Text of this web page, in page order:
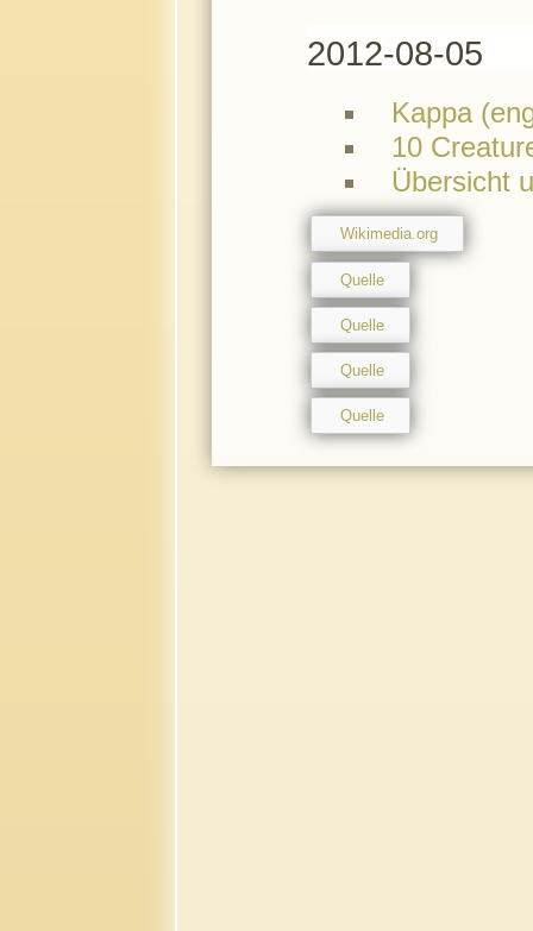
2012-08-05
Kappa
10
Übersicht
Wikimedia.org
Quelle
Quelle
Quelle
Quelle